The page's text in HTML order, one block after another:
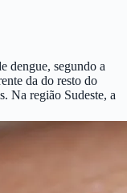
dengue, segundo a
da do resto do
Na região Sudeste, a